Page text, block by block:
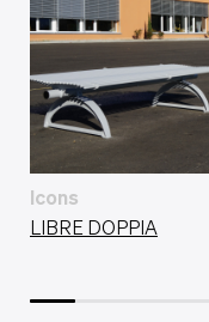
Icons
LIBRE DOPPIA